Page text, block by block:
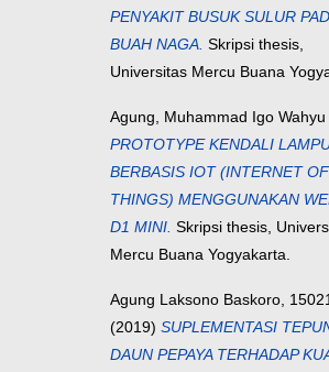
PENYAKIT BUSUK SULUR
BUAH NAGA. Skripsi thesis,
Universitas Mercu Buana
Agung, Muhammad Igo Wahyu
PROTOTYPE KENDALI
BERBASIS IOT (INTERNET OF
THINGS) MENGGUNAKAN
D1 MINI. Skripsi thesis,
Mercu Buana Yogyakarta.
Agung Laksono Baskoro,
(2019) SUPLEMENTASI
DAUN PEPAYA TERHADAP